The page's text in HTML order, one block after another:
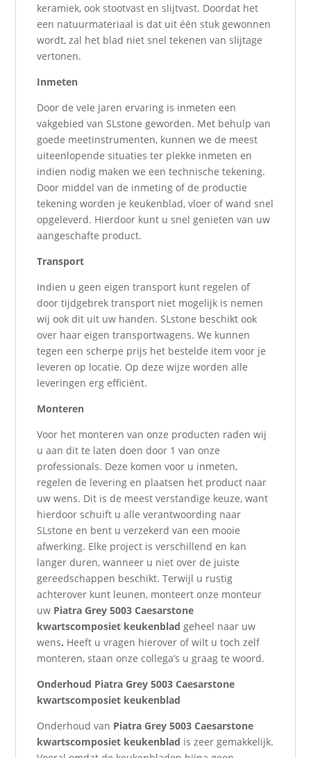
keramiek, ook stootvast en slijtvast. Doordat het
een natuurmateriaal is dat uit één stuk gewonnen
wordt, zal het blad niet snel tekenen van slijtage
vertonen.
Inmeten
Door de vele jaren ervaring is inmeten een
vakgebied van SLstone geworden. Met behulp van
goede meetinstrumenten, kunnen we de meest
uiteenlopende situaties ter plekke inmeten en
indien nodig maken we een technische tekening.
Door middel van de inmeting of de productie
tekening worden je keukenblad, vloer of wand snel
opgeleverd. Hierdoor kunt u snel genieten van uw
aangeschafte product.
Transport
Indien u geen eigen transport kunt regelen of
door tijdgebrek transport niet mogelijk is nemen
wij ook dit uit uw handen. SLstone beschikt ook
over haar eigen transportwagens. We kunnen
tegen een scherpe prijs het bestelde item voor je
leveren op locatie. Op deze wijze worden alle
leveringen erg efficiënt.
Monteren
Voor het monteren van onze producten raden wij
u aan dit te laten doen door 1 van onze
professionals. Deze komen voor u inmeten,
regelen de levering en plaatsen het product naar
uw wens. Dit is de meest verstandige keuze, want
hierdoor schuift u alle verantwoording naar
SLstone en bent u verzekerd van een mooie
afwerking. Elke project is verschillend en kan
langer duren, wanneer u niet over de juiste
gereedschappen beschikt. Terwijl u rustig
achterover kunt leunen, monteert onze monteur
uw Piatra Grey 5003 Caesarstone
kwartscomposiet keukenbladgeheel naar uw
wens. Heeft u vragen hierover of wilt u toch zelf
monteren, staan onze collega’s u graag te woord.
Onderhoud Piatra Grey 5003 Caesarstone
kwartscomposiet keukenblad
Onderhoud van Piatra Grey 5003 Caesarstone
kwartscomposiet keukenblad is zeer gemakkelijk.